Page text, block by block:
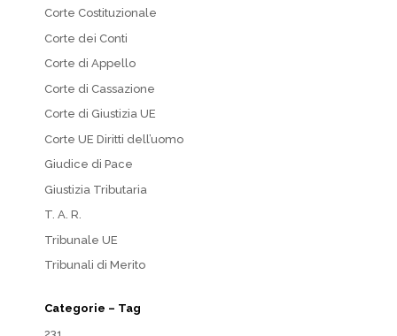
Corte Costituzionale
Corte dei Conti
Corte di Appello
Corte di Cassazione
Corte di Giustizia UE
Corte UE Diritti dell’uomo
Giudice di Pace
Giustizia Tributaria
T. A. R.
Tribunale UE
Tribunali di Merito
Categorie – Tag